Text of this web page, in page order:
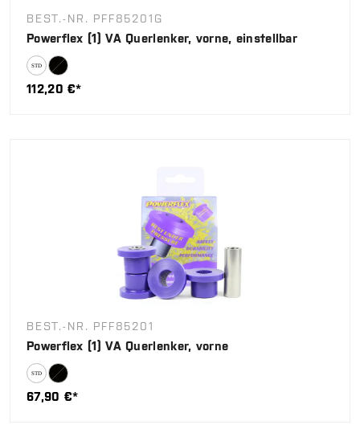
BEST.-NR. PFF85201G
Powerflex (1) VA Querlenker, vorne, einstellbar
112,20 €*
BEST.-NR. PFF85201
Powerflex (1) VA Querlenker, vorne
67,90 €*